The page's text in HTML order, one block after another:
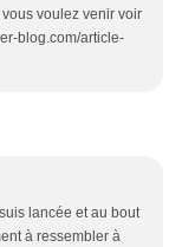
voulez venir voir
blog.com/article-
lancée et au bout
à ressembler à